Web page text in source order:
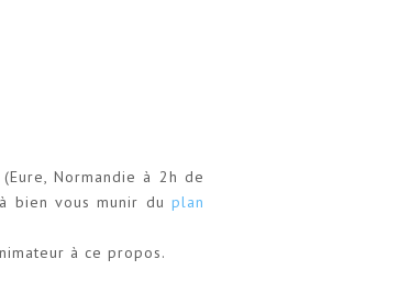
Normandie à 2h de
bien vous munir duplan
à ce propos.